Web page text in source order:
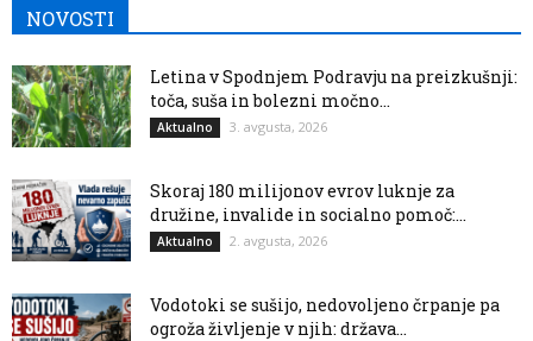
NOVOSTI
Letina v Spodnjem Podravju na preizkušnji:
toča, suša in bolezni močno...
Aktualno 3. avgusta, 2026
Skoraj 180 milijonov evrov luknje za
družine, invalide in socialno pomoč:...
Aktualno 2. avgusta, 2026
Vodotoki se sušijo, nedovoljeno črpanje pa
ogroža življenje v njih: država...